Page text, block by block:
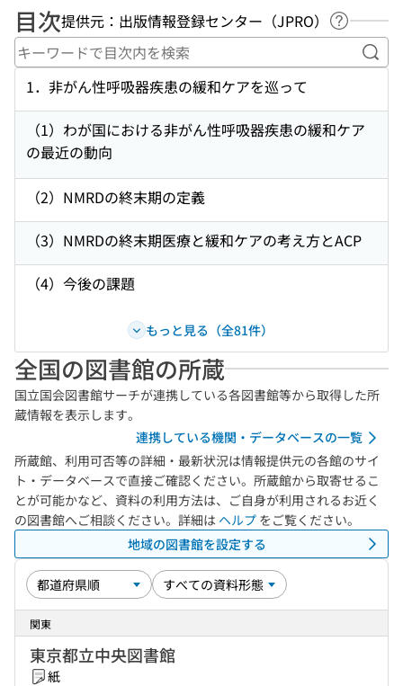
目次提供元：出版情報登録センター（JPRO）
ヘルプペ
キ
1．非がん性呼吸器疾患の緩和ケアを巡って
（1）わが国における非がん性呼吸器疾患の緩和ケア
の最近の動向
（2）NMRDの終末期の定義
（3）NMRDの終末期医療と緩和ケアの考え方とACP
（4）今後の課題
もっと見る（全81件）
全国の図書館の所蔵
国立国会図書館サーチが連携している各図書館等から取得した所
蔵情報を表示します。
連携している機関・データベースの一覧
所蔵館、利用可否等の詳細・最新状況は情報提供元の各館のサイ
ト・データベースで直接ご確認ください。所蔵館から取寄せるこ
とが可能かなど、資料の利用方法は、ご自身が利用されるお近く
の図書館へご相談ください。詳細は ヘルプ をご覧ください。
地域の図書館を設定する
関東
東京都立中央図書館
紙